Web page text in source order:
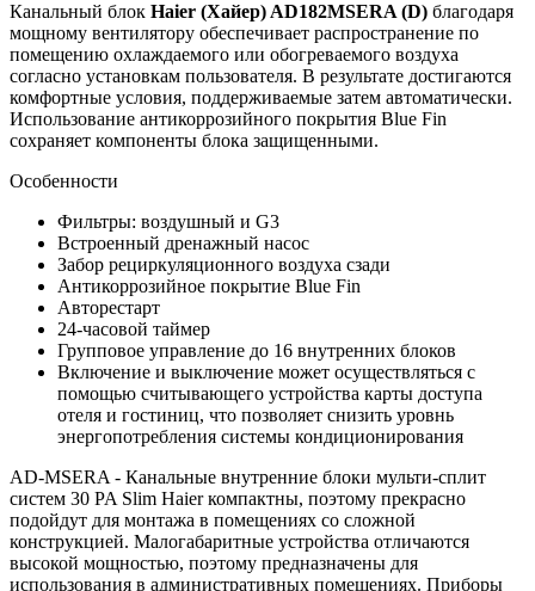
Канальный блок Haier (Хайер) AD182MSERA (D) благодаря
мощному вентилятору обеспечивает распространение по
помещению охлаждаемого или обогреваемого воздуха
согласно установкам пользователя. В результате достигаются
комфортные условия, поддерживаемые затем автоматически.
Использование антикоррозийного покрытия Blue Fin
сохраняет компоненты блока защищенными.
Особенности
Фильтры: воздушный и G3
Встроенный дренажный насос
Забор рециркуляционного воздуха сзади
Антикоррозийное покрытие Blue Fin
Авторестарт
24-часовой таймер
Групповое управление до 16 внутренних блоков
Включение и выключение может осуществляться с
помощью считывающего устройства карты доступа
отеля и гостиниц, что позволяет снизить уровнь
энергопотребления системы кондиционирования
AD-MSERA - Канальные внутренние блоки мульти-сплит
систем 30 PA Slim Haier компактны, поэтому прекрасно
подойдут для монтажа в помещениях со сложной
конструкцией. Малогабаритные устройства отличаются
высокой мощностью, поэтому предназначены для
использования в административных помещениях. Приборы